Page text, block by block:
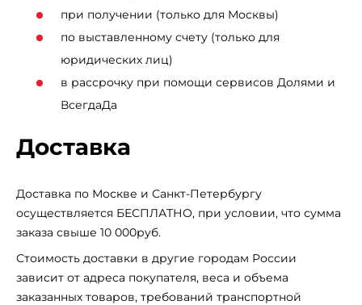
при получении (только для Москвы)
по выставленному счету (только для
юридических лиц)
в рассрочку при помощи сервисов Долями и
ВсегдаДа
Доставка
Доставка по Москве и Санкт-Петербургу
осуществляется БЕСПЛАТНО, при условии, что сумма
заказа свыше 10 000руб.
Стоимость доставки в другие городам России
зависит от адреса покупателя, веса и объема
заказанных товаров, требований транспортной